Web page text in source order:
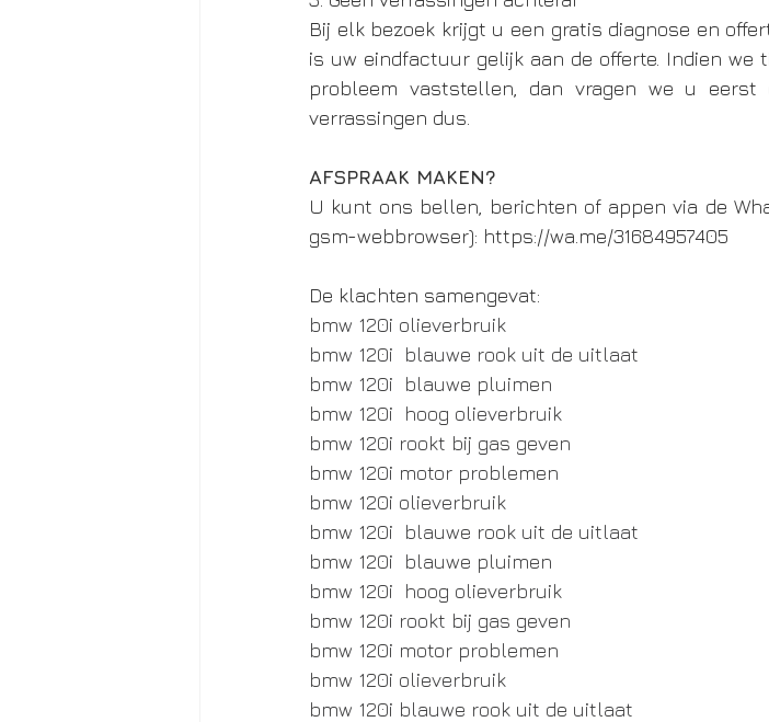
Bij elk bezoek krijgt u een gratis diagnose en
is uw eindfactuur gelijk aan de offerte. Indien we
probleem vaststellen, dan vragen we u eerst
verrassingen dus.
AFSPRAAK MAKEN?
U kunt ons bellen, berichten of appen via de
gsm-webbrowser): https://wa.me/31684957405
De klachten samengevat:
bmw 120i olieverbruik
bmw 120i  blauwe rook uit de uitlaat
bmw 120i  blauwe pluimen
bmw 120i  hoog olieverbruik
bmw 120i rookt bij gas geven
bmw 120i motor problemen
bmw 120i olieverbruik
bmw 120i  blauwe rook uit de uitlaat
bmw 120i  blauwe pluimen
bmw 120i  hoog olieverbruik
bmw 120i rookt bij gas geven
bmw 120i motor problemen
bmw 120i olieverbruik
bmw 120i blauwe rook uit de uitlaat